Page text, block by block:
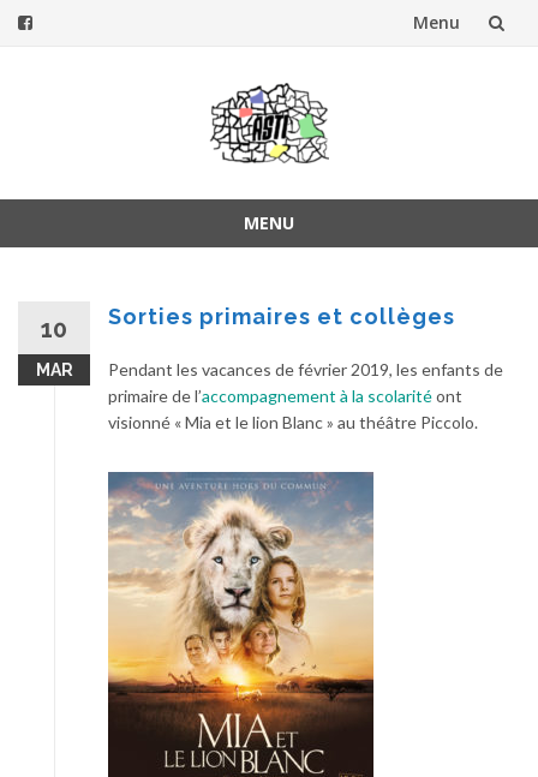
Menu
MENU
10
MAR
Sorties primaires et collèges
Pendant les vacances de février 2019, les enfants de
primaire de l’accompagnement à la scolaritéont
visionné « Mia et le lion Blanc » au théâtre Piccolo.